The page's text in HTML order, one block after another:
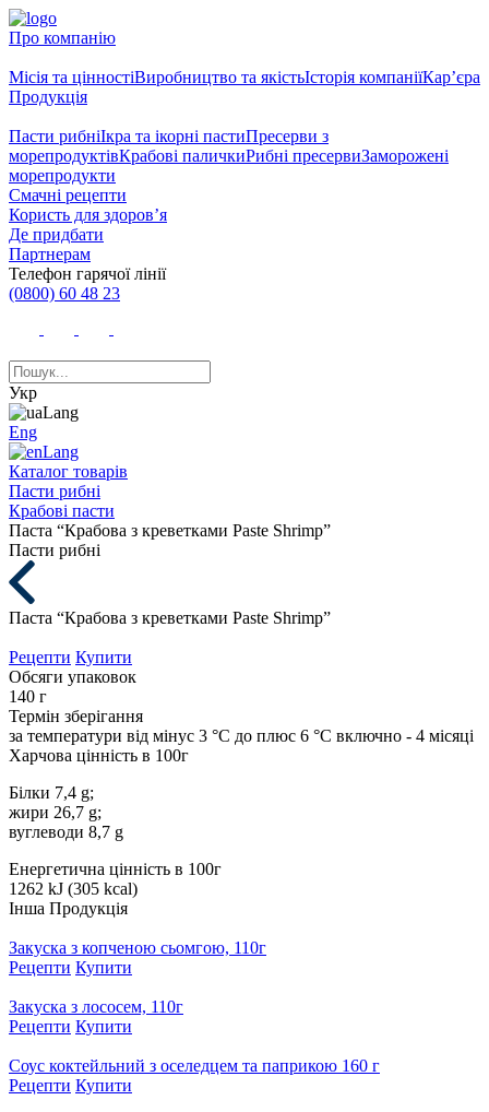
Про компанію
Місія та цінностіВиробництво та якістьІсторія компаніїКар’єра
Продукція
Пасти рибніІкра та ікорні пастиПресерви з
морепродуктівКрабові паличкиРибні пресервиЗаморожені
морепродукти
Смачні рецепти
Користь для здоров’я
Де придбати
Партнерам
Телефон гарячої лінії
(0800) 60 48 23
Укр
Eng
Каталог товарів
Пасти рибні
Крабові пасти
Паста “Крабова з креветками Paste Shrimp”
Пасти рибні
Паста “Крабова з креветками Paste Shrimp”
Рецепти Купити
Обсяги упаковок
140 г
Термін зберігання
за температури від мінус 3 °С до плюс 6 °С включно - 4 місяці
Харчова цінність в 100г
Білки 7,4 g;
жири 26,7 g;
вуглеводи 8,7 g
Енергетична цінність в 100г
1262 kJ (305 kcal)
Інша Продукція
Закуска з копченою сьомгою, 110г
Рецепти Купити
Закуска з лососем, 110г
Рецепти Купити
Соус коктейльний з оселедцем та паприкою 160 г
Рецепти Купити